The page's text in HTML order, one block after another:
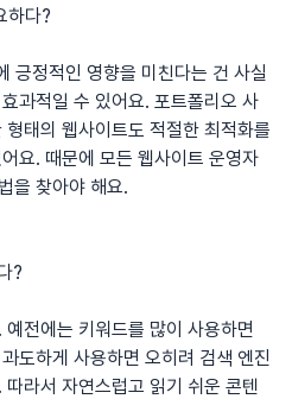
하다?
긍정적인 영향을 미친다는 건 사실
과적일 수 있어요. 포트폴리오 사
태의 웹사이트도 적절한 최적화를
요. 때문에 모든 웹사이트 운영자
을 찾아야 해요.
?
전에는 키워드를 많이 사용하면
도하게 사용하면 오히려 검색 엔진
라서 자연스럽고 읽기 쉬운 콘텐